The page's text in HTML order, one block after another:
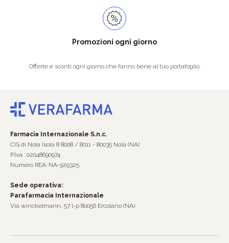
Promozioni ogni giorno
Offerte e sconti ogni giorno che fanno bene al tuo portafoglio.
Farmacia Internazionale S.n.c.
CIS di Nola Isola 8 8008 / 8011 - 80035 Nola (NA)
P.Iva : 02048690974
Numero REA: NA-929325
Sede operativa:
Parafarmacia Internazionale
Via winckelmann, 57 l-p 80056 Ercolano (NA)